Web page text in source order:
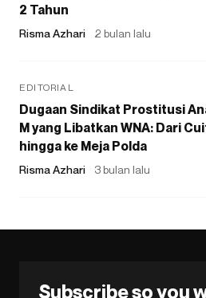
2 Tahun
Risma Azhari 2 bulan lalu
EDITORIAL
Dugaan Sindikat Prostitusi
M yang Libatkan WNA: Dari
hingga ke Meja Polda
Risma Azhari 3 bulan lalu
Subscribe so you